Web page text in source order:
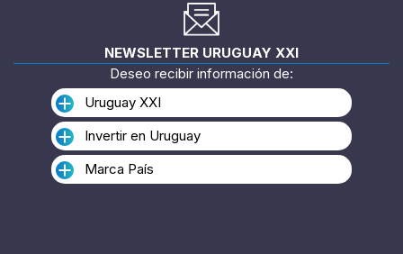
NEWSLETTER URUGUAY XXI
Deseo recibir información de:
Uruguay XXI
Invertir en Uruguay
Marca País